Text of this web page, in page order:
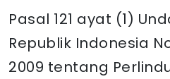
Pasal 121 ayat (1)
Republik Indonesia
2009 tentang